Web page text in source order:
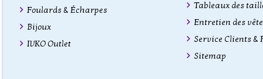
Foulards & Écharpes
Bijoux
IVKO Outlet
Tableaux des
Entretien des
Service Clients &
Sitemap